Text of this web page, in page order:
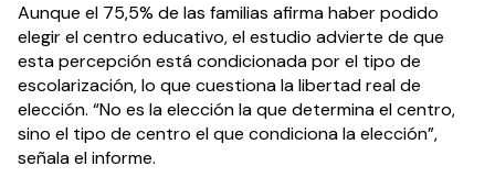
Aunque el 75,5% de las familias afirma haber podido
elegir el centro educativo, el estudio advierte de que
esta percepción está condicionada por el tipo de
escolarización, lo que cuestiona la libertad real de
elección. “No es la elección la que determina el centro,
sino el tipo de centro el que condiciona la elección”,
señala el informe.